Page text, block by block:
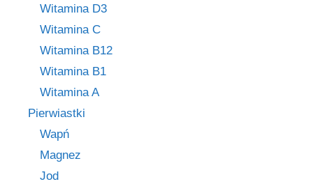
Witamina D3
Witamina C
Witamina B12
Witamina B1
Witamina A
Pierwiastki
Wapń
Magnez
Jod